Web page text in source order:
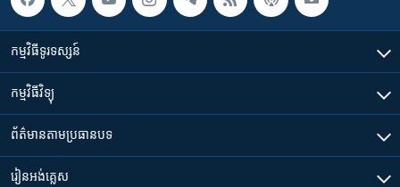
កម្មវិធី​ទូរទស្សន៍
កម្មវិធី​វិទ្យុ
ព័ត៌មាន​តាមប្រធានបទ​
រៀន​​អង់គ្លេស